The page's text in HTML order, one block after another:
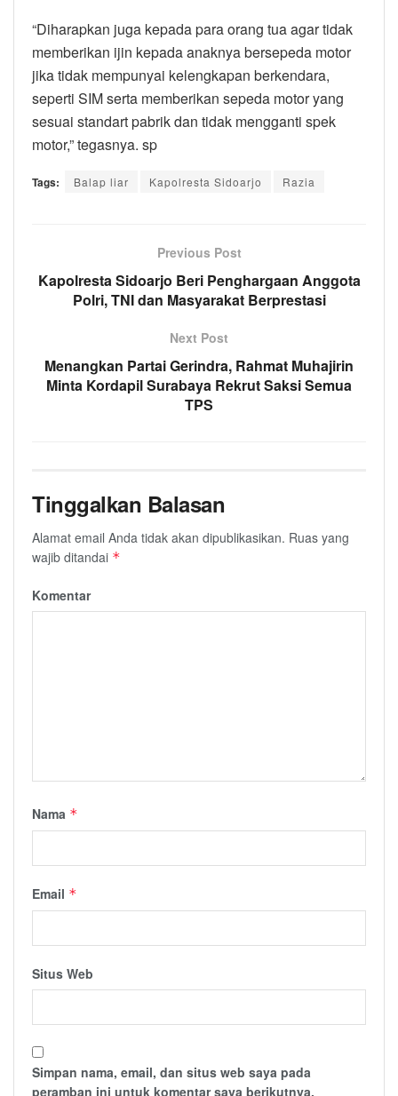
“Diharapkan juga kepada para orang tua agar tidak
memberikan ijin kepada anaknya bersepeda motor
jika tidak mempunyai kelengkapan berkendara,
seperti SIM serta memberikan sepeda motor yang
sesuai standart pabrik dan tidak mengganti spek
motor,” tegasnya. sp
Tags: Balap liar Kapolresta Sidoarjo Razia
Previous Post
Kapolresta Sidoarjo Beri Penghargaan Anggota
Polri, TNI dan Masyarakat Berprestasi
Next Post
Menangkan Partai Gerindra, Rahmat Muhajirin
Minta Kordapil Surabaya Rekrut Saksi Semua
TPS
Tinggalkan Balasan
Alamat email Anda tidak akan dipublikasikan. Ruas yang
wajib ditandai *
Komentar
Nama *
Email *
Situs Web
Simpan nama, email, dan situs web saya pada
peramban ini untuk komentar saya berikutnya.